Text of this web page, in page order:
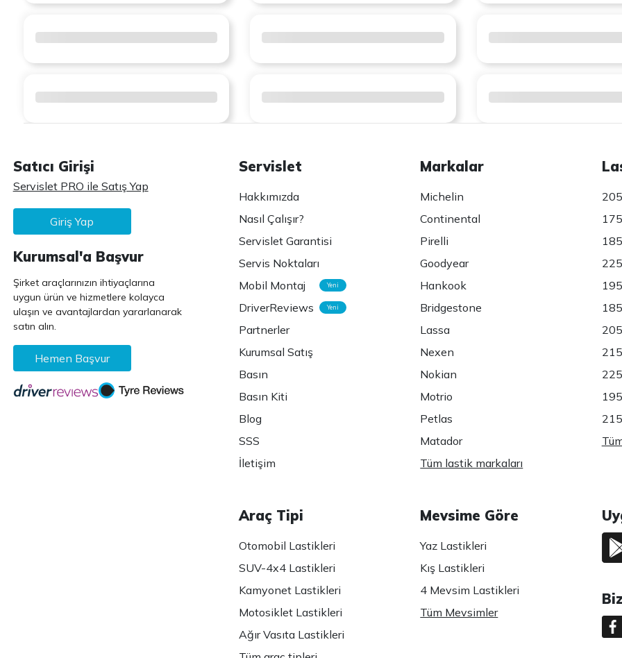
Satıcı Girişi
Servislet PRO ile Satış Yap
Giriş Yap
Kurumsal'a Başvur
Şirket araçlarınızın ihtiyaçlarına
uygun ürün ve hizmetlere kolayca
ulaşın ve avantajlardan yararlanarak
satın alın.
Hemen Başvur
Servislet
Hakkımızda
Nasıl Çalışır?
Servislet Garantisi
Servis Noktaları
Mobil Montaj
Yeni
DriverReviews Yeni
Partnerler
Kurumsal Satış
Basın
Basın Kiti
Blog
SSS
İletişim
Markalar
Michelin
Continental
Pirelli
Goodyear
Hankook
Bridgestone
Lassa
Nexen
Nokian
Motrio
Petlas
Matador
Tüm lastik markaları
Araç Tipi
Otomobil Lastikleri
SUV-4x4 Lastikleri
Kamyonet Lastikleri
Motosiklet Lastikleri
Ağır Vasıta Lastikleri
Mevsime Göre
Yaz Lastikleri
Kış Lastikleri
4 Mevsim Lastikleri
Tüm Mevsimler